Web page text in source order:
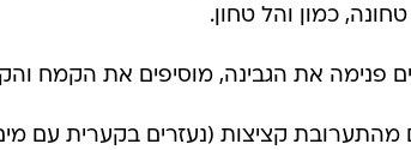
כמון והל טחון.
מהתערובת קציצות (נעזרים בקערית עם